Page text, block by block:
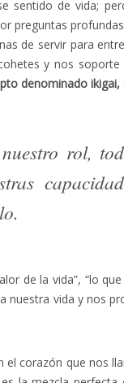
sentido de vida;
preguntas
de servir para
y nos
denominado
rol,
de la vida”, “lo
nuestra vida y nos
el corazón que nos